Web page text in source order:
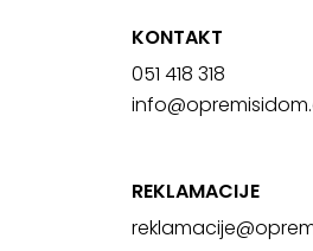
KONTAKT
051 418 318
REKLAMACIJE
reklamacije@